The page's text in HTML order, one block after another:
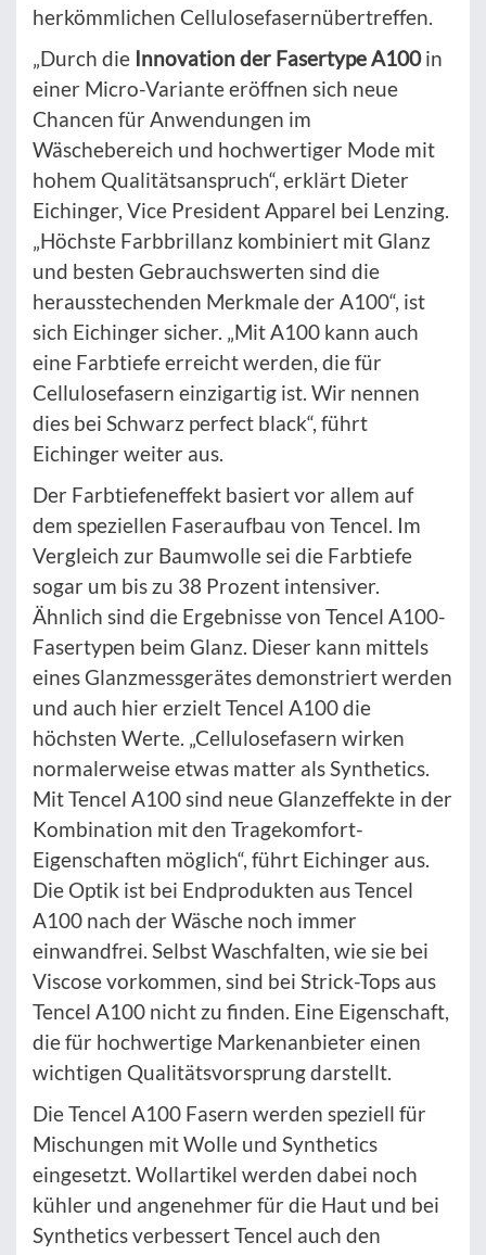
herkömmlichen Cellulosefasernübertreffen.
„Durch die Innovation der Fasertype A100in
einer Micro-Variante eröffnen sich neue
Chancen für Anwendungen im
Wäschebereich und hochwertiger Mode mit
hohem Qualitätsanspruch“, erklärt Dieter
Eichinger, Vice President Apparel bei Lenzing.
„Höchste Farbbrillanz kombiniert mit Glanz
und besten Gebrauchswerten sind die
herausstechenden Merkmale der A100“, ist
sich Eichinger sicher. „Mit A100 kann auch
eine Farbtiefe erreicht werden, die für
Cellulosefasern einzigartig ist. Wir nennen
dies bei Schwarz perfect black“, führt
Eichinger weiter aus.
Der Farbtiefeneffekt basiert vor allem auf
dem speziellen Faseraufbau von Tencel. Im
Vergleich zur Baumwolle sei die Farbtiefe
sogar um bis zu 38 Prozent intensiver.
Ähnlich sind die Ergebnisse von Tencel A100-
Fasertypen beim Glanz. Dieser kann mittels
eines Glanzmessgerätes demonstriert werden
und auch hier erzielt Tencel A100 die
höchsten Werte. „Cellulosefasern wirken
normalerweise etwas matter als Synthetics.
Mit Tencel A100 sind neue Glanzeffekte in der
Kombination mit den Tragekomfort-
Eigenschaften möglich“, führt Eichinger aus.
Die Optik ist bei Endprodukten aus Tencel
A100 nach der Wäsche noch immer
einwandfrei. Selbst Waschfalten, wie sie bei
Viscose vorkommen, sind bei Strick-Tops aus
Tencel A100 nicht zu finden. Eine Eigenschaft,
die für hochwertige Markenanbieter einen
wichtigen Qualitätsvorsprung darstellt.
Die Tencel A100 Fasern werden speziell für
Mischungen mit Wolle und Synthetics
eingesetzt. Wollartikel werden dabei noch
kühler und angenehmer für die Haut und bei
Synthetics verbessert Tencel auch den